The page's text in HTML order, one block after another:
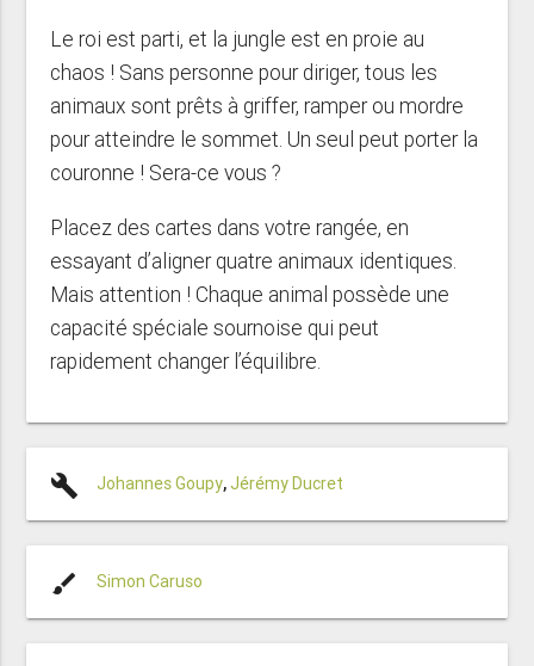
Le roi est parti, et la jungle est en proie au
chaos ! Sans personne pour diriger, tous les
animaux sont prêts à griffer, ramper ou mordre
pour atteindre le sommet. Un seul peut porter la
couronne ! Sera-ce vous ?
Placez des cartes dans votre rangée, en
essayant d’aligner quatre animaux identiques.
Mais attention ! Chaque animal possède une
capacité spéciale sournoise qui peut
rapidement changer l’équilibre.
build Johannes Goupy, Jérémy Ducret
brush Simon Caruso